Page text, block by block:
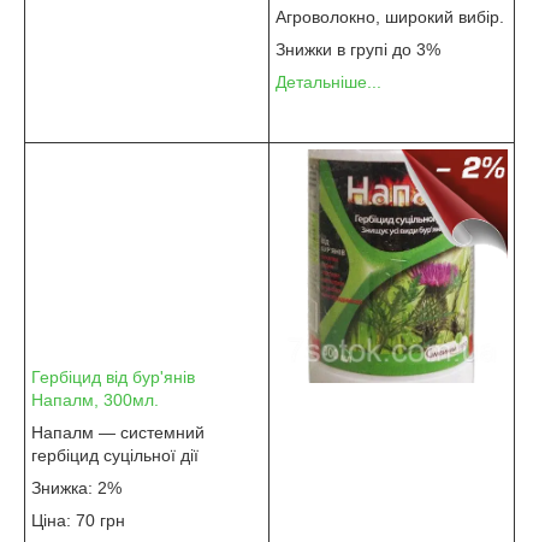
Агроволокно, широкий вибір.
Знижки в групі до 3%
Детальніше...
Гербіцид від бур'янів
Напалм, 300мл.
Напалм — системний
гербіцид суцільної дії
Знижка: 2%
Ціна: 70 грн